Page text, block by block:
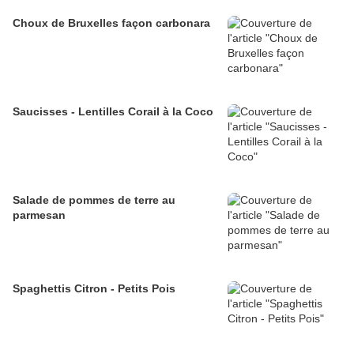
Choux de Bruxelles façon carbonara
Saucisses - Lentilles Corail à la Coco
Salade de pommes de terre au
parmesan
Spaghettis Citron - Petits Pois